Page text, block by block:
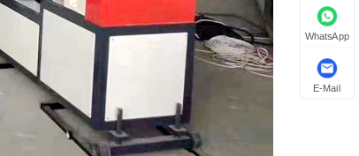
WhatsApp
E-Mail